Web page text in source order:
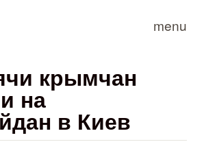
menu
крымчан
на
в Киев